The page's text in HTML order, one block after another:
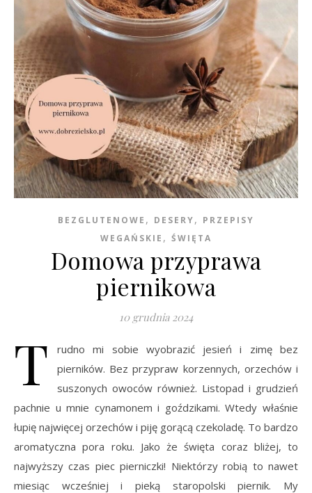
BEZGLUTENOWE , DESERY, PRZEPISY
WEGAŃSKIE , ŚWIĘTA
Domowa przyprawa
piernikowa
10 grudnia 2024
T
rudno mi sobie wyobrazić jesień i zimę bez
pierników. Bez przypraw korzennych, orzechów i
suszonych owoców również. Listopad i grudzień
pachnie u mnie cynamonem i goździkami. Wtedy właśnie
łupię najwięcej orzechów i piję gorącą czekoladę. To bardzo
aromatyczna pora roku. Jako że święta coraz bliżej, to
najwyższy czas piec pierniczki! Niektórzy robią to nawet
miesiąc wcześniej i pieką staropolski piernik. My